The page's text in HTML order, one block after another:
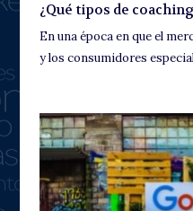
¿Qué tipos de
En una época en que el
y los consumidores